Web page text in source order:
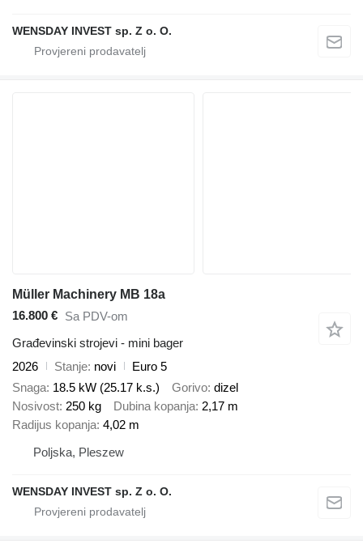
WENSDAY INVEST sp. Z o. O.
Müller Machinery MB 18a
16.800 € Sa PDV-om
Građevinski strojevi - mini bager
2026
Stanje novi
Euro 5
Snaga 18.5 kW (25.17 k.s.) Gorivo dizel
Nosivost 250 kg Dubina kopanja 2,17 m
Radijus kopanja 4,02 m
Poljska, Pleszew
WENSDAY INVEST sp. Z o. O.